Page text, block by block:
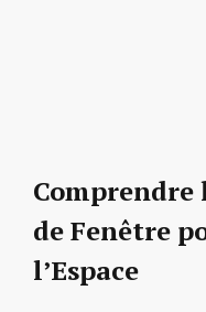
Comprendre
de Fenêtre
l’Espace